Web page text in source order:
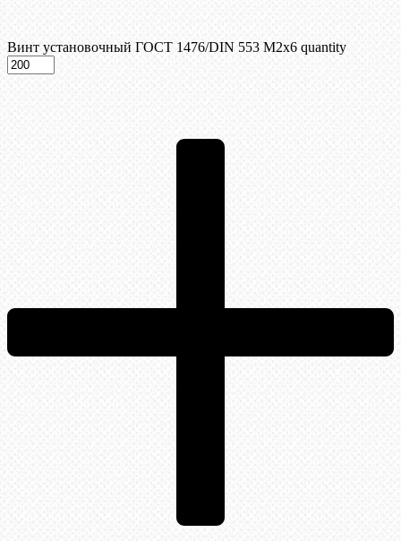
Винт установочный ГОСТ 1476/DIN 553 М2х6 quantity